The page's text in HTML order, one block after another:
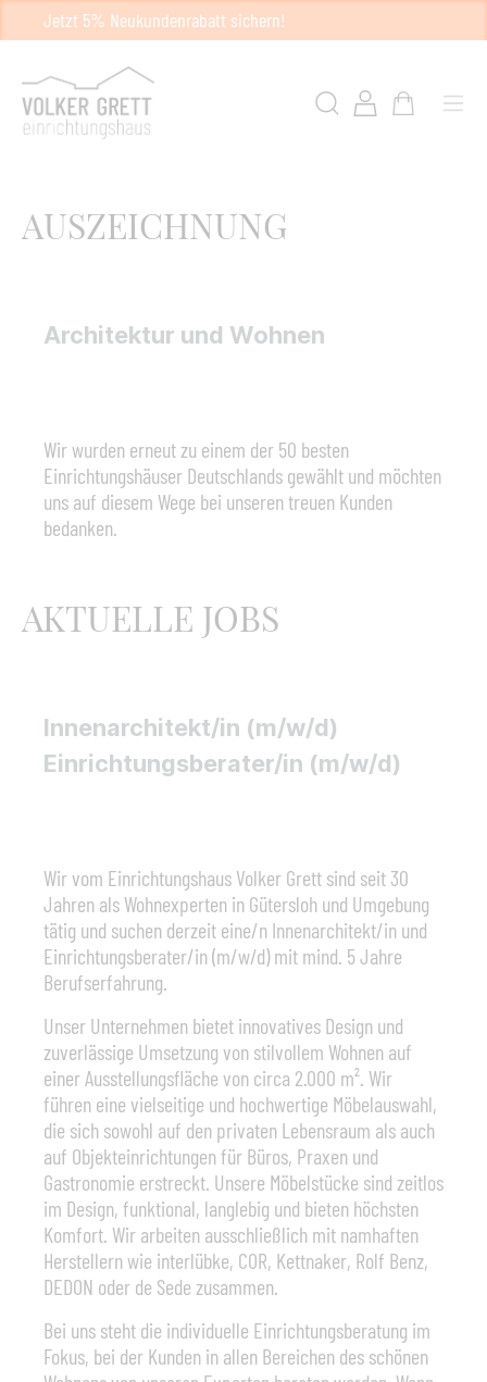
Jetzt 5% Neukundenrabatt sichern!
AUSZEICHNUNG
Architektur und Wohnen
Wir wurden erneut zu einem der 50 besten
Einrichtungshäuser Deutschlands gewählt und möchten
uns auf diesem Wege bei unseren treuen Kunden
bedanken.
AKTUELLE JOBS
Innenarchitekt/in (m/w/d)
Einrichtungsberater/in (m/w/d)
Wir vom Einrichtungshaus Volker Grett sind seit 30
Jahren als Wohnexperten in Gütersloh und Umgebung
tätig und suchen derzeit eine/n Innenarchitekt/in und
Einrichtungsberater/in (m/w/d) mit mind. 5 Jahre
Berufserfahrung.
Unser Unternehmen bietet innovatives Design und
zuverlässige Umsetzung von stilvollem Wohnen auf
einer Ausstellungsfläche von circa 2.000 m². Wir
führen eine vielseitige und hochwertige Möbelauswahl,
die sich sowohl auf den privaten Lebensraum als auch
auf Objekteinrichtungen für Büros, Praxen und
Gastronomie erstreckt. Unsere Möbelstücke sind zeitlos
im Design, funktional, langlebig und bieten höchsten
Komfort. Wir arbeiten ausschließlich mit namhaften
Herstellern wie interlübke, COR, Kettnaker, Rolf Benz,
DEDON oder de Sede zusammen.
Bei uns steht die individuelle Einrichtungsberatung im
Fokus, bei der Kunden in allen Bereichen des schönen